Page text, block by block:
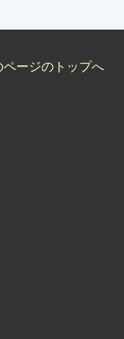
ージのトップへ